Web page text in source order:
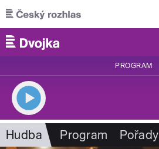
Přejít k hlavnímu obsahu
PROGRAM
Hudba Program Pořady